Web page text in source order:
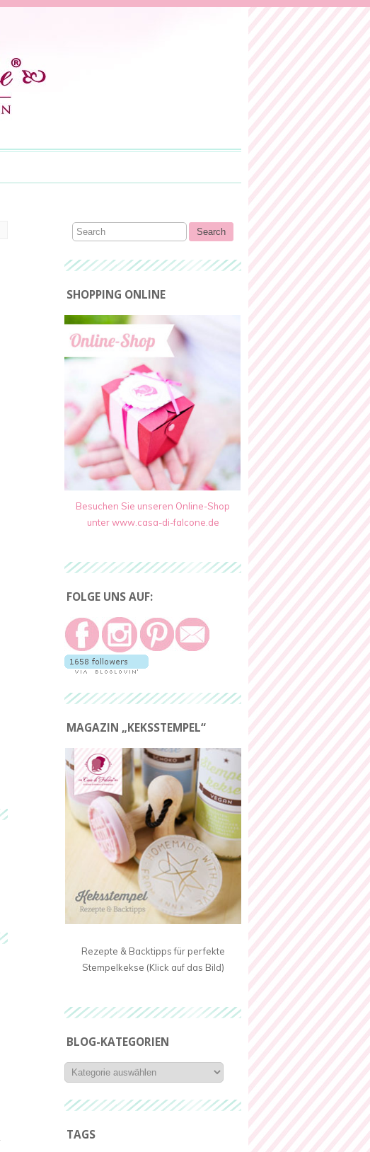
SHOPPING ONLINE
Besuchen Sie unseren Online-Shop
unter www.casa-di-falcone.de
FOLGE UNS AUF:
MAGAZIN „KEKSSTEMPEL“
Rezepte & Backtipps für perfekte
Stempelkekse (Klick auf das Bild)
BLOG-KATEGORIEN
Blog-
Kategorien
TAGS